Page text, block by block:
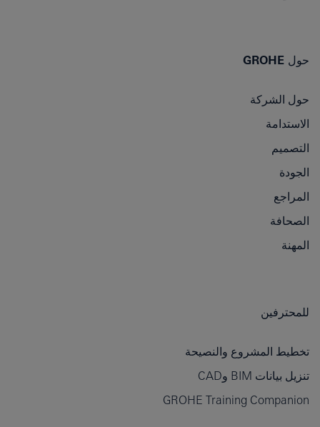
حول GROHE
حول الشركة
الاستدامة
التصميم
الجودة
المراجع
الصحافة
المهنة
للمحترفين
تخطيط المشروع والنصيحة
تنزيل بيانات BIM وCAD
GROHE Training Companion